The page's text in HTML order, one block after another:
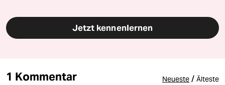
Jetzt kennenlernen
1 Kommentar Neueste / Älteste